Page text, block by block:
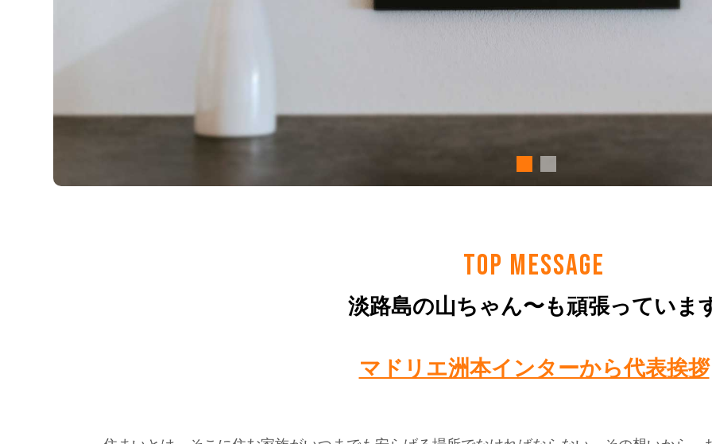
TOP MESSAGE
淡路島の山ちゃん〜も頑張っていま
マドリエ洲本インターから代表挨拶